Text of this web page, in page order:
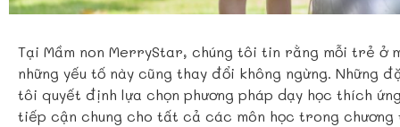
Tại Mầm non MerryStar, chúng tôi tin rằng mỗi trẻ ở
những yếu tố này cũng thay đổi không ngừng.
tôi quyết định lựa chọn phương pháp dạy học thích
tiếp cận chung cho tất cả các môn học trong chương